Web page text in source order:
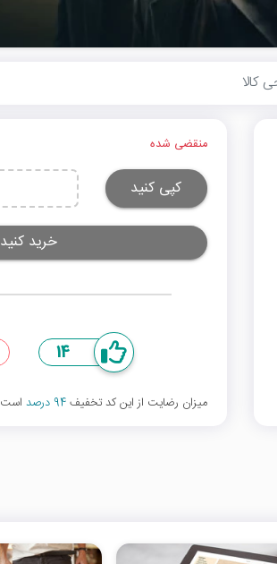
منقضی شده
کپی کنید
خرید کنید
14
میزان رضایت از این کد تخفیف94 درصد است